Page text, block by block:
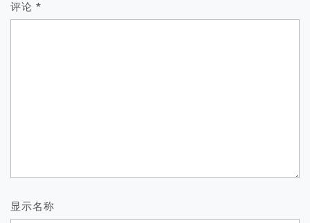
评论 *
显示名称